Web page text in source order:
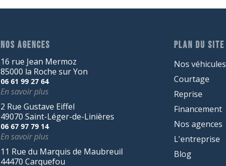
NOS AGENCES
16 rue Jean Mermoz
85000 la Roche sur Yon
06 61 99 27 64
En savoir plus
2 Rue Gustave Eiffel
49070 Saint-Léger-de-Linières
06 67 97 79 14
En savoir plus
11 Rue du Marquis de Maubreuil
44470 Carquefou
PLAN DU SITE
Nos véhicules
Courtage
Reprise
Financement
Nos agences
L'entreprise
Blog